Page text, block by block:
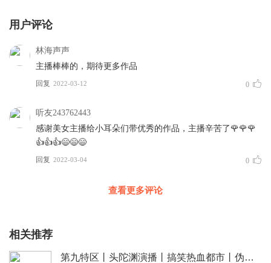
用户评论
林海声声
主播棒棒的，期待更多作品
回复 2022-03-12 0
听友243762443
感谢美女主播给小耳朵们带优秀的作品，主播辛苦了🌹🌹🌹
👍👍👍😄😄😄
回复 2022-03-04 0
查看更多评论
相关推荐
第九特区丨头陀渊演播丨搞笑热血都市丨伪戒丨VIP免费多人有声剧